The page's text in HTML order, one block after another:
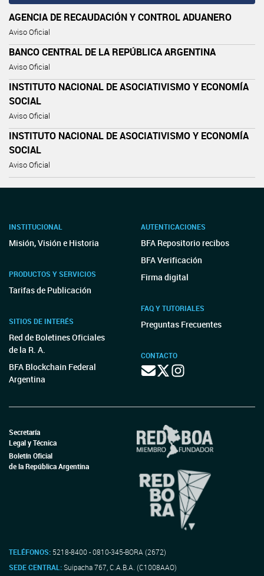
AGENCIA DE RECAUDACIÓN Y CONTROL ADUANERO
Aviso Oficial
BANCO CENTRAL DE LA REPÚBLICA ARGENTINA
Aviso Oficial
INSTITUTO NACIONAL DE ASOCIATIVISMO Y ECONOMÍA
SOCIAL
Aviso Oficial
INSTITUTO NACIONAL DE ASOCIATIVISMO Y ECONOMÍA
SOCIAL
Aviso Oficial
INSTITUCIONAL
Misión, Visión e Historia
PRODUCTOS Y SERVICIOS
Tarifas de Publicación
SITIOS DE INTERÉS
Red de Boletines Oficiales
de la R. A.
BFA Blockchain Federal
Argentina
AUTENTICACIONES
BFA Repositorio recibos
BFA Verificación
Firma digital
FAQ Y TUTORIALES
Preguntas Frecuentes
CONTACTO
Secretaría
Legal y Técnica
Boletín Oficial
de la República Argentina
TELÉFONOS: 5218-8400 - 0810-345-BORA (2672)
SEDE CENTRAL:Suipacha 767, C.A.B.A. (C1008AAO)